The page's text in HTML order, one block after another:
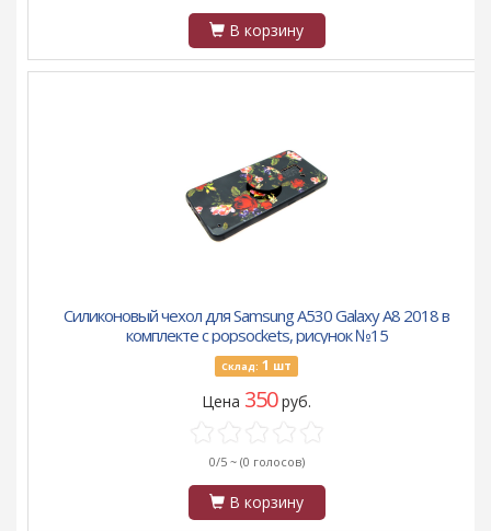
В корзину
Силиконовый чехол для Samsung A530 Galaxy A8 2018 в
комплекте с popsockets, рисунок №15
Склад: 1 шт
Цена 350руб.
0/5 ~ (0 голосов)
В корзину